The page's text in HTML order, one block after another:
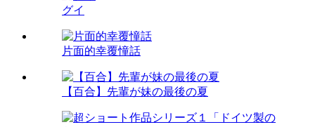
グイ
片面的幸覆憧話
【百合】先輩が妹の最後の夏